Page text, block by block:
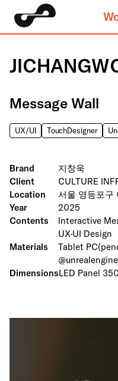
Message Wall
UX/UI TouchDesigner
Brand
지창욱
Client
CULTURE
Location
서울 영등포구
Year
2025
Contents
Interactive
UX·UI Design
Materials
Tablet
DimensionsLED Panel